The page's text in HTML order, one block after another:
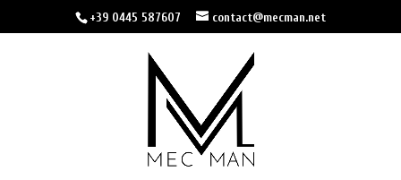
+39 0445 587607 contact@mecman.net